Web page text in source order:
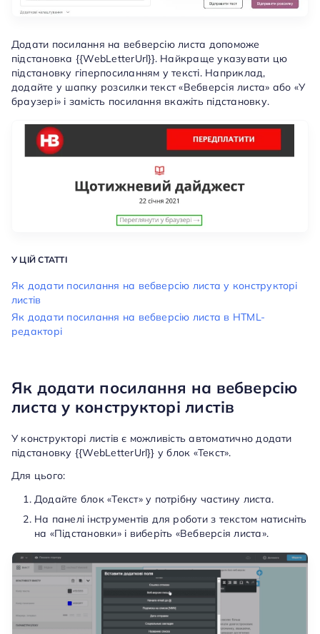
Додати посилання на вебверсію листа допоможе
підстановка {{WebLetterUrl}}. Найкраще указувати цю
підстановку гіперпосиланням у тексті. Наприклад,
додайте у шапку розсилки текст «Вебверсія листа» або «У
браузері» і замість посилання вкажіть підстановку.
У ЦІЙ СТАТТІ
Як додати посилання на вебверсію листа у конструкторі
листів
Як додати посилання на вебверсію листа в HTML-
редакторі
Як додати посилання на вебверсію
листа у конструкторі листів
У конструкторі листів є можливість автоматично додати
підстановку {{WebLetterUrl}} у блок «Текст».
Для цього:
Додайте блок «Текст» у потрібну частину листа.
На панелі інструментів для роботи з текстом натисніть
на «Підстановки» і виберіть «Вебверсія листа».